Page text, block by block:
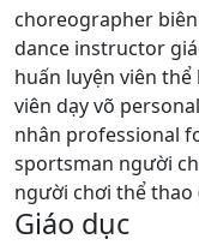
choreographer
dance instructor
huấn luyện viên
viên dạy võ
nhân professional
sportsman người
người chơi thể thao
Giáo dục